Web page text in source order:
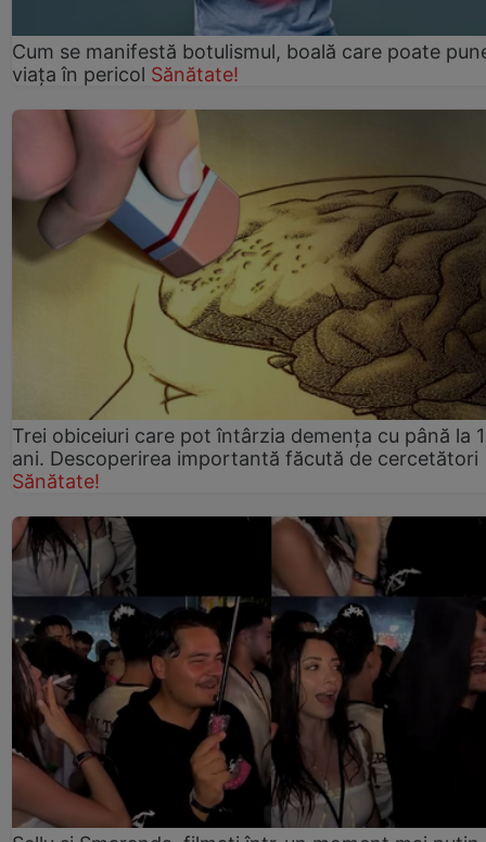
Cum se manifestă botulismul, boală care poate
viaţa în pericol Sănătate!
Trei obiceiuri care pot întârzia demența cu până la
ani. Descoperirea importantă făcută de cercetători
Sănătate!